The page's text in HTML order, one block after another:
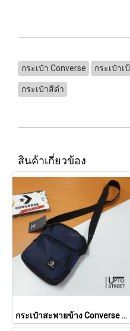
กระเป๋า Converse กระเป๋าเป้
กระเป๋าสีดำ
สินค้าเกี่ยวข้อง
กระเป๋าสะพายข้าง Converse Pioneer Mini Bag - Navy [126001483NA]